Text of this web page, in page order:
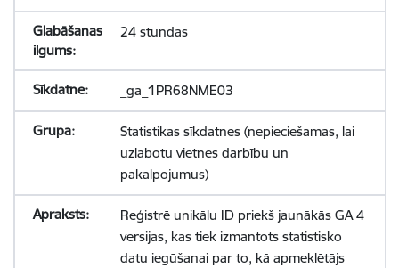
24 stundas
_ga_1PR68NME03
Statistikas sīkdatnes (nepieciešamas, lai
uzlabotu vietnes darbību un
pakalpojumus)
Reģistrē unikālu ID priekš jaunākās GA 4
versijas, kas tiek izmantots statistisko
datu iegūšanai par to, kā apmeklētājs